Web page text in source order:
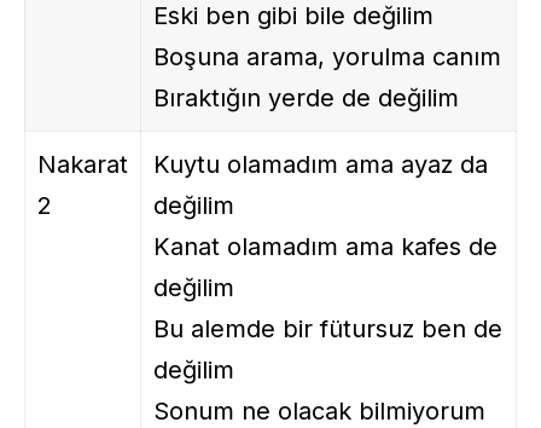
Eski ben gibi bile değilim
Boşuna arama, yorulma canım
Bıraktığın yerde de değilim
Nakarat
2
Kuytu olamadım ama ayaz da
değilim
Kanat olamadım ama kafes de
değilim
Bu alemde bir fütursuz ben de
değilim
Sonum ne olacak bilmiyorum